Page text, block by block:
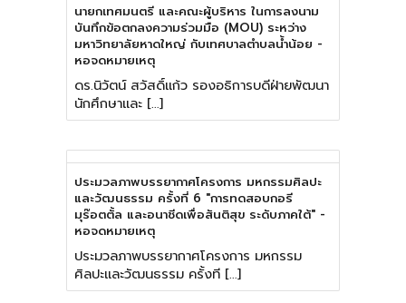
นายกเทศมนตรี และคณะผู้บริหาร ในการลงนาม
บันทึกข้อตกลงความร่วมมือ (MOU) ระหว่าง
มหาวิทยาลัยหาดใหญ่ กับเทศบาลตําบลน้ําน้อย -
หอจดหมายเหตุ
ดร.นิวัตน์ สวัสดิ์แก้ว รองอธิการบดีฝ่ายพัฒนา
นักศึกษาและ […]
ประมวลภาพบรรยากาศโครงการ มหกรรมศิลปะ
และวัฒนธรรม ครั้งที่ 6 "การทดสอบกอรี
มุร๊อตตั้ล และอนาชีดเพื่อสันติสุข ระดับภาคใต้" -
หอจดหมายเหตุ
ประมวลภาพบรรยากาศโครงการ มหกรรม
ศิลปะและวัฒนธรรม ครั้งที […]